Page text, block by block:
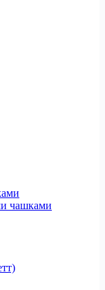
чашками